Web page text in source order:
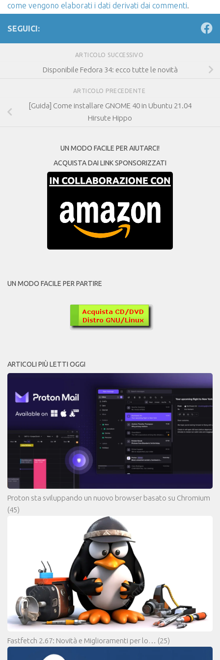
come vengono elaborati i dati derivati dai commenti.
SEGUICI:
ARTICOLO SUCCESSIVO
Disponibile Fedora 34: ecco tutte le novità
ARTICOLO PRECEDENTE
[Guida] Come installare GNOME 40 in Ubuntu 21.04
Hirsute Hippo
UN MODO FACILE PER AIUTARCI!
ACQUISTA DAI LINK SPONSORIZZATI
UN MODO FACILE PER PARTIRE
ARTICOLI PIÙ LETTI OGGI
Proton sta sviluppando un nuovo browser basato su Chromium
(45)
Fastfetch 2.67: Novità e Miglioramenti per lo… (25)